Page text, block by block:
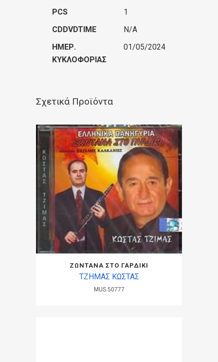
PCS
1
CDDVDTIME
N/A
ΗΜΕΡ.
ΚΥΚΛΟΦΟΡΊΑΣ
01/05/2024
Σχετικά Προϊόντα
ΖΩΝΤΑΝΑ ΣΤΟ ΓΑΡΔΙΚΙ
ΤΖΗΜΑΣ ΚΩΣΤΑΣ
MUS.50777